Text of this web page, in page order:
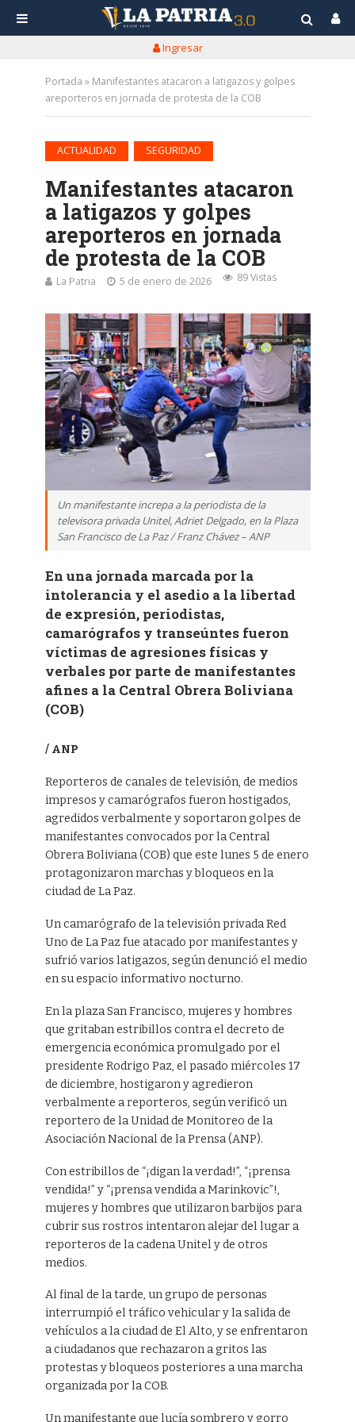
Ingresar
Portada » Manifestantes atacaron a latigazos y golpes
areporteros en jornada de protesta de la COB
ACTUALIDAD SEGURIDAD
Manifestantes atacaron
a latigazos y golpes
areporteros en jornada
de protesta de la COB
La Patria 5 de enero de 2026 89 Vistas
Un manifestante increpa a la periodista de la
televisora privada Unitel, Adriet Delgado, en la Plaza
San Francisco de La Paz / Franz Chávez – ANP
En una jornada marcada por la
intolerancia y el asedio a la libertad
de expresión, periodistas,
camarógrafos y transeúntes fueron
víctimas de agresiones físicas y
verbales por parte de manifestantes
afines a la Central Obrera Boliviana
(COB)
/ ANP
Reporteros de canales de televisión, de medios
impresos y camarógrafos fueron hostigados,
agredidos verbalmente y soportaron golpes de
manifestantes convocados por la Central
Obrera Boliviana (COB) que este lunes 5 de enero
protagonizaron marchas y bloqueos en la
ciudad de La Paz.
Un camarógrafo de la televisión privada Red
Uno de La Paz fue atacado por manifestantes y
sufrió varios latigazos, según denunció el medio
en su espacio informativo nocturno.
En la plaza San Francisco, mujeres y hombres
que gritaban estribillos contra el decreto de
emergencia económica promulgado por el
presidente Rodrigo Paz, el pasado miércoles 17
de diciembre, hostigaron y agredieron
verbalmente a reporteros, según verificó un
reportero de la Unidad de Monitoreo de la
Asociación Nacional de la Prensa (ANP).
Con estribillos de “¡digan la verdad!”, “¡prensa
vendida!” y “¡prensa vendida a Marinkovic”!,
mujeres y hombres que utilizaron barbijos para
cubrir sus rostros intentaron alejar del lugar a
reporteros de la cadena Unitel y de otros
medios.
Al final de la tarde, un grupo de personas
interrumpió el tráfico vehicular y la salida de
vehículos a la ciudad de El Alto, y se enfrentaron
a ciudadanos que rechazaron a gritos las
protestas y bloqueos posteriores a una marcha
organizada por la COB.
Un manifestante que lucía sombrero y gorro